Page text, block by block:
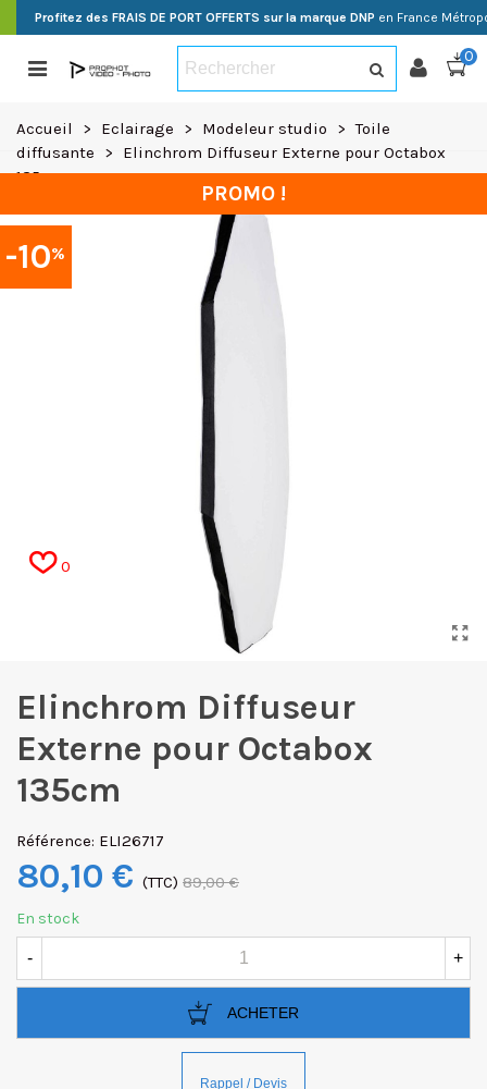
Profitez des FRAIS DE PORT OFFERTS sur la marque DNP en France
0
Accueil > Eclairage > Modeleur studio > Toile
diffusante
>
Elinchrom Diffuseur Externe pour Octabox
135cm
-10%
PROMO !
0
Elinchrom Diffuseur
Externe pour Octabox
135cm
Référence: ELI26717
80,10 € (TTC) 89,00 €
En stock
- +
ACHETER